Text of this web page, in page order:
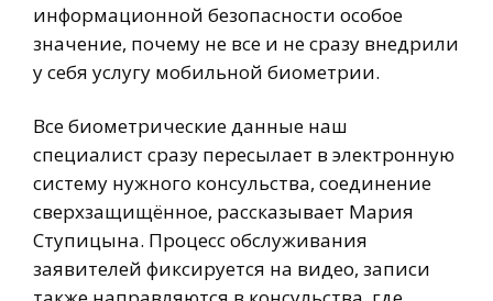
информационной безопасности особое
значение, почему не все и не сразу внедрили
у себя услугу мобильной биометрии.
Все биометрические данные наш
специалист сразу пересылает в электронную
систему нужного консульства, соединение
сверхзащищённое, рассказывает Мария
Ступицына. Процесс обслуживания
заявителей фиксируется на видео, записи